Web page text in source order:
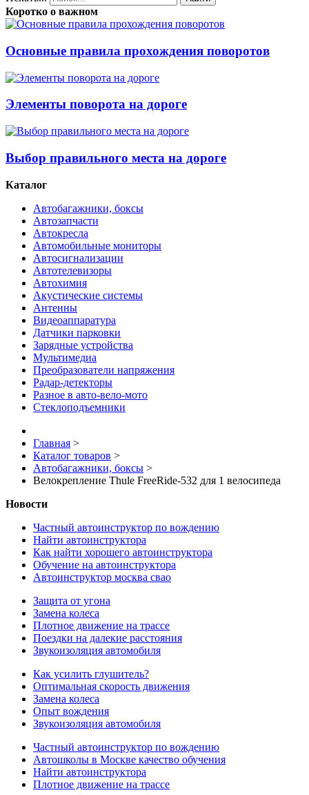
Коротко о важном
Основные правила прохождения поворотов
Элементы поворота на дороге
Выбор правильного места на дороге
Каталог
Автобагажники, боксы
Автозапчасти
Автокресла
Автомобильные мониторы
Автосигнализации
Автотелевизоры
Автохимия
Акустические системы
Антенны
Видеоаппаратура
Датчики парковки
Зарядные устройства
Мультимедиа
Преобразователи напряжения
Радар-детекторы
Разное в авто-вело-мото
Стеклоподъемники
Главная >
Каталог товаров >
Автобагажники, боксы >
Велокрепление Thule FreeRide-532 для 1 велосипеда
Новости
Частный автоинструктор по вождению
Найти автоинструктора
Как найти хорошего автоинструктора
Обучение на автоинструктора
Автоинструктор москва свао
Защита от угона
Замена колеса
Плотное движение на трассе
Поездки на далекие расстояния
Звукоизоляция автомобиля
Как усилить глушитель?
Оптимальная скорость движения
Замена колеса
Опыт вождения
Звукоизоляция автомобиля
Частный автоинструктор по вождению
Автошколы в Москве качество обучения
Найти автоинструктора
Плотное движение на трассе